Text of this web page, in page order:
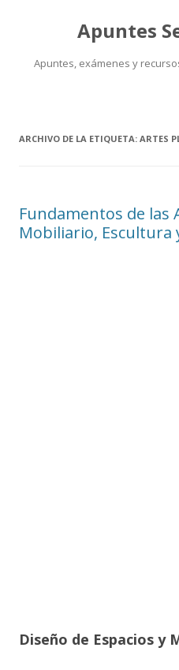
Apuntes
Apuntes, exámenes y
ARCHIVO DE LA ETIQUETA: ARTES
Fundamentos de las
Mobiliario,
Diseño de Espacios y